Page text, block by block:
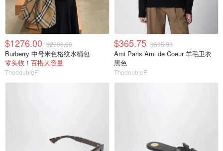
$1276.00 $2900.00
Burberry 中号米色格纹水桶包
零头收！百搭大容量
ThedoubleF
$365.75 $665.00
Ami Paris Ami de Coeur 羊毛卫衣
黑色
ThedoubleF